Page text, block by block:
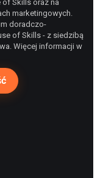
of Skills oraz na
marketingowych.
doradczo-
of Skills - z siedzibą
Więcej informacji w